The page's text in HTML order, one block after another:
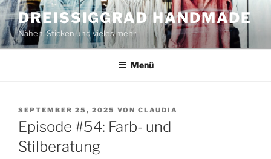
Zum
Inhalt
springen
DREISSIGGRAD HANDMADE
Nähen, Sticken und vieles mehr
Menü
VERÖFFENTLICHT
AM
SEPTEMBER 25, 2025 VON CLAUDIA
Episode #54: Farb- und
Stilberatung